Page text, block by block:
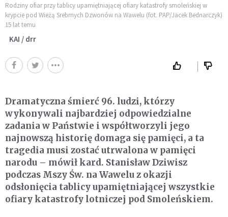
Rodziny ofiar przy tablicy upamiętniającej ofiary katastrofy smoleńskiej w
krypcie pod Wieżą Srebrnych Dzwonów na Wawelu (fot. PAP/Jacek Bednarczyk)
15 lat temu
KAI / drr
Dramatyczna śmierć 96. ludzi, którzy
wykonywali najbardziej odpowiedzialne
zadania w Państwie i współtworzyli jego
najnowszą historię domaga się pamięci, a ta
tragedia musi zostać utrwalona w pamięci
narodu – mówił kard. Stanisław Dziwisz
podczas Mszy Św. na Wawelu z okazji
odsłonięcia tablicy upamiętniającej wszystkie
ofiary katastrofy lotniczej pod Smoleńskiem.